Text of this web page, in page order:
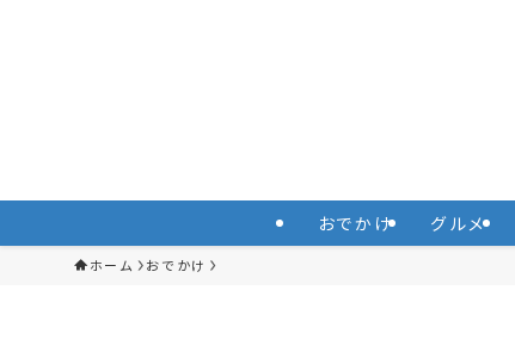
おでかけ グルメ
ホーム おでかけ